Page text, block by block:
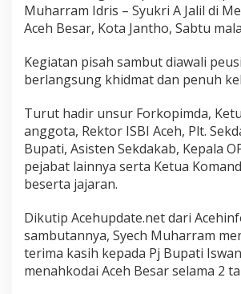
p
B
r
i
M
s
u
k
a
n
n
g
u
n
A
Muharram Idris – Syukri A Jalil di
Aceh Besar, Kota Jantho, Sabtu
Kegiatan pisah sambut diawali
berlangsung khidmat dan penuh
Turut hadir unsur Forkopimda,
anggota, Rektor ISBI Aceh, Plt.
Bupati, Asisten Sekdakab, Kepala
pejabat lainnya serta Ketua
beserta jajaran.
Dikutip Acehupdate.net dari
sambutannya, Syech Muharram
terima kasih kepada Pj Bupati
menahkodai Aceh Besar selama 2